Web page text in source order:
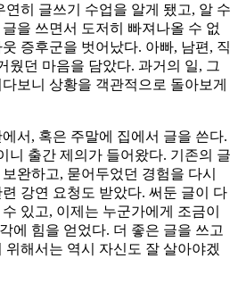
연히 글쓰기 수업을 알게 됐고, 알 수
을 쓰면서 도저히 빠져나올 수 없
증후군을 벗어났다. 아빠, 남편, 직
웠던 마음을 담았다. 과거의 일, 그
보니 상황을 객관적으로 돌아보게
서, 혹은 주말에 집에서 글을 쓴다.
니 출간 제의가 들어왔다. 기존의 글
완하고, 묻어두었던 경험을 다시
강연 요청도 받았다. 써둔 글이 다
있고, 이제는 누군가에게 조금이
에 힘을 얻었다. 더 좋은 글을 쓰고
위해서는 역시 자신도 잘 살아야겠